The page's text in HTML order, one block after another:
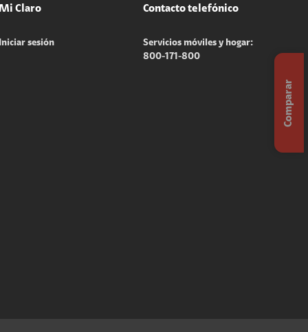
Claro
sesión
Contacto telefónico
Servicios móviles y hogar:
800-171-800